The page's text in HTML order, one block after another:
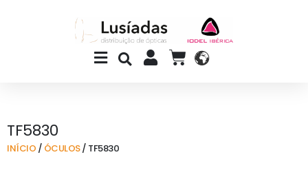
Main
Menu
CART
TF5830
INÍCIO / ÓCULOS/ TF5830